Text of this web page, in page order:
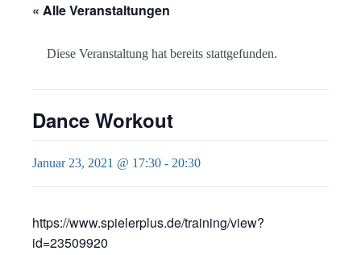
« Alle Veranstaltungen
Diese Veranstaltung hat bereits stattgefunden.
Dance Workout
Januar 23, 2021 @ 17:30 - 20:30
https://www.spielerplus.de/training/view?
id=23509920